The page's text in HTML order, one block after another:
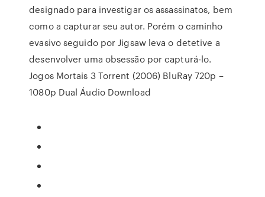
designado para investigar os assassinatos, bem
como a capturar seu autor. Porém o caminho
evasivo seguido por Jigsaw leva o detetive a
desenvolver uma obsessão por capturá-lo.
Jogos Mortais 3 Torrent (2006) BluRay 720p –
1080p Dual Áudio Download